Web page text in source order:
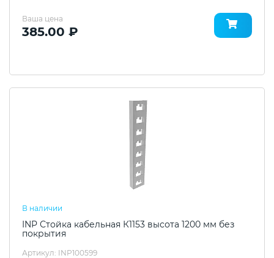
Ваша цена
385.00 ₽
В наличии
INP Стойка кабельная К1153 высота 1200 мм без
покрытия
Артикул: INP100599